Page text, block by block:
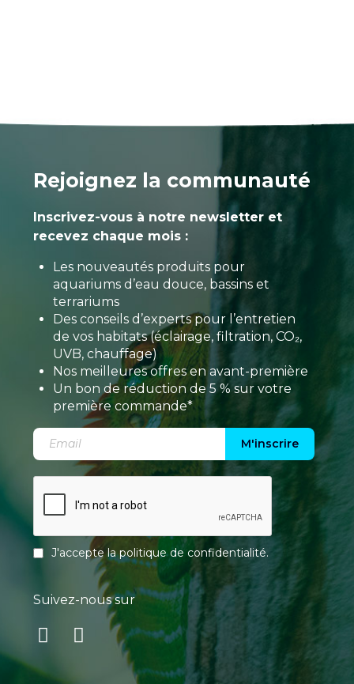
Rejoignez la communauté
Inscrivez-vous à notre newsletter et
recevez chaque mois :
Les nouveautés produits pour
aquariums d’eau douce, bassins et
terrariums
Des conseils d’experts pour l’entretien
de vos habitats (éclairage, filtration, CO₂,
UVB, chauffage)
Nos meilleures offres en avant-première
Un bon de réduction de 5 % sur votre
première commande*
M'inscrire
J'accepte lapolitique de confidentialité.
Suivez-nous sur